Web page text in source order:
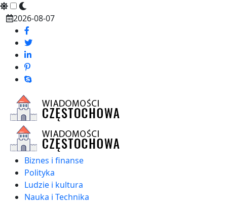
Skip
content
2026-08-07
Biznes i finanse
Polityka
Ludzie i kultura
Nauka i Technika